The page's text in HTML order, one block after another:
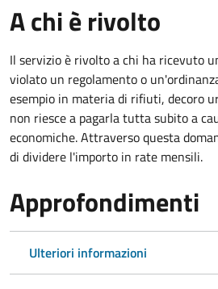
A chi è rivolto
Il servizio è rivolto a chi ha ricevuto
violato un regolamento o
esempio in materia di rifiuti, decoro
non riesce a pagarla tutta subito a
economiche. Attraverso questa
di dividere l'importo in rate mensili.
Approfondimenti
Ulteriori informazioni